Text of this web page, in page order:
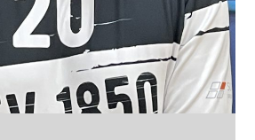
Stationen